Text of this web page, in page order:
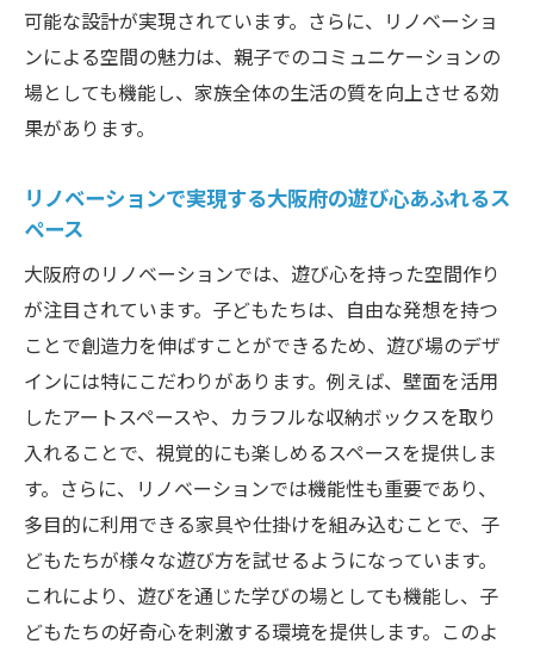
大阪府の事例に学ぶリノベーションの工夫
大阪府でのリノベーションが提供するデザ
インの柔軟性
大阪府のリノベーション事例から見るデザ
リノベーションを通じた大阪府の子ども部
リノベーションで子どもたちの想像力を育む大
阪府の事例紹介
大阪府のリノベーションで創られた想像力
あふれる空間
具体例で知る大阪府のクリエイティブなリ
ノベーション
大阪府で実現した想像力を刺激するリノベ
ーション事例
リノベーションで実現する大阪府の子ども
たちの夢の空間
可能な設計が実現されています。さらに、リノベーショ
ンによる空間の魅力は、親子でのコミュニケーションの
場としても機能し、家族全体の生活の質を向上させる効
果があります。
リノベーションで実現する大阪府の遊び心あふれるス
ペース
大阪府のリノベーションでは、遊び心を持った空間作り
が注目されています。子どもたちは、自由な発想を持つ
ことで創造力を伸ばすことができるため、遊び場のデザ
インには特にこだわりがあります。例えば、壁面を活用
したアートスペースや、カラフルな収納ボックスを取り
入れることで、視覚的にも楽しめるスペースを提供しま
す。さらに、リノベーションでは機能性も重要であり、
多目的に利用できる家具や仕掛けを組み込むことで、子
どもたちが様々な遊び方を試せるようになっています。
これにより、遊びを通じた学びの場としても機能し、子
どもたちの好奇心を刺激する環境を提供します。このよ